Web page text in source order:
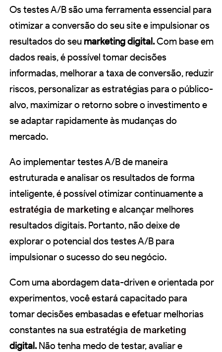
Os testes A/B são uma ferramenta essencial para
otimizar a conversão do seu site e impulsionar os
resultados do seu marketing digital.Com base em
dados reais, é possível tomar decisões
informadas, melhorar a taxa de conversão, reduzir
riscos, personalizar as estratégias para o público-
alvo, maximizar o retorno sobre o investimento e
se adaptar rapidamente às mudanças do
mercado.
Ao implementar testes A/B de maneira
estruturada e analisar os resultados de forma
inteligente, é possível otimizar continuamente a
estratégia de marketing e alcançar melhores
resultados digitais. Portanto, não deixe de
explorar o potencial dos testes A/B para
impulsionar o sucesso do seu negócio.
Com uma abordagem data-driven e orientada por
experimentos, você estará capacitado para
tomar decisões embasadas e efetuar melhorias
constantes na sua estratégia de marketing
digital.Não tenha medo de testar, avaliar e